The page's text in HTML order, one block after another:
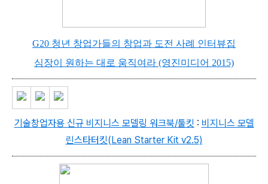
G20 청년 창업가들의 창업과 도전 사례 인터뷰집
심장이 원하는 대로 움직여라 (영진미디어 2015)
기술창업자용 신규 비지니스 모델링 워크북/툴킷 : 비지니스 모델
린스타터킷(Lean Starter Kit v2.5)